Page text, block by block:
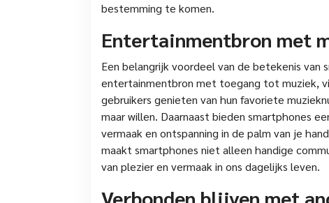
bestemming te komen.
Entertainmentbron met
Een belangrijk voordeel van de betekenis van
entertainmentbron met toegang tot muziek,
gebruikers genieten van hun favoriete
maar willen. Daarnaast bieden smartphones
vermaak en ontspanning in de palm van je
maakt smartphones niet alleen handige
van plezier en vermaak in ons dagelijks leven.
Verbonden blijven met